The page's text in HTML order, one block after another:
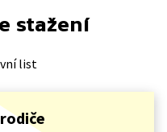
stažení
list